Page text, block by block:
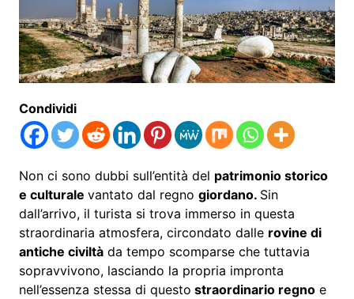
Condividi
Non ci sono dubbi sull’entità del patrimonio storico
e culturale vantato dal regno giordano. Sin
dall’arrivo, il turista si trova immerso in questa
straordinaria atmosfera, circondato dalle rovine di
antiche civiltàda tempo scomparse che tuttavia
sopravvivono, lasciando la propria impronta
nell’essenza stessa di questo straordinario regnoe